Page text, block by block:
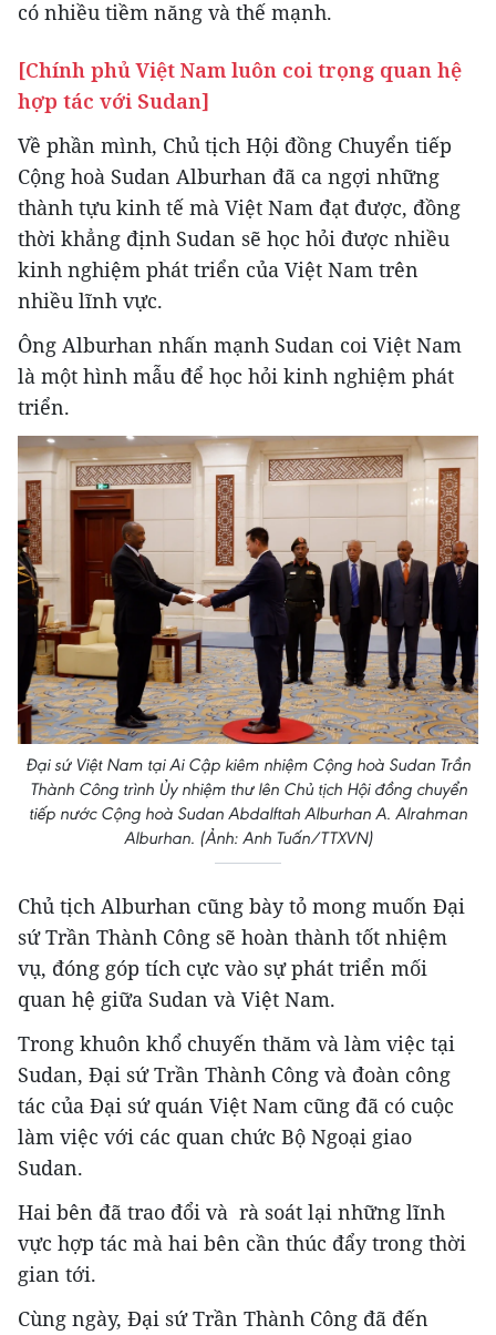
có nhiều tiềm năng và thế mạnh.
[Chính phủ Việt Nam luôn coi trọng quan hệ
hợp tác với Sudan]
Về phần mình, Chủ tịch Hội đồng Chuyển tiếp
Cộng hoà Sudan Alburhan đã ca ngợi những
thành tựu kinh tế mà Việt Nam đạt được, đồng
thời khẳng định Sudan sẽ học hỏi được nhiều
kinh nghiệm phát triển của Việt Nam trên
nhiều lĩnh vực.
Ông Alburhan nhấn mạnh Sudan coi Việt Nam
là một hình mẫu để học hỏi kinh nghiệm phát
triển.
Đại sứ Việt Nam tại Ai Cập kiêm nhiệm Cộng hoà Sudan Trần
Thành Công trình Ủy nhiệm thư lên Chủ tịch Hội đồng chuyển
tiếp nước Cộng hoà Sudan Abdalftah Alburhan A. Alrahman
Alburhan. (Ảnh: Anh Tuấn/TTXVN)
Chủ tịch Alburhan cũng bày tỏ mong muốn Đại
sứ Trần Thành Công sẽ hoàn thành tốt nhiệm
vụ, đóng góp tích cực vào sự phát triển mối
quan hệ giữa Sudan và Việt Nam.
Trong khuôn khổ chuyến thăm và làm việc tại
Sudan, Đại sứ Trần Thành Công và đoàn công
tác của Đại sứ quán Việt Nam cũng đã có cuộc
làm việc với các quan chức Bộ Ngoại giao
Sudan.
Hai bên đã trao đổi và rà soát lại những lĩnh
vực hợp tác mà hai bên cần thúc đẩy trong thời
gian tới.
Cùng ngày, Đại sứ Trần Thành Công đã đến